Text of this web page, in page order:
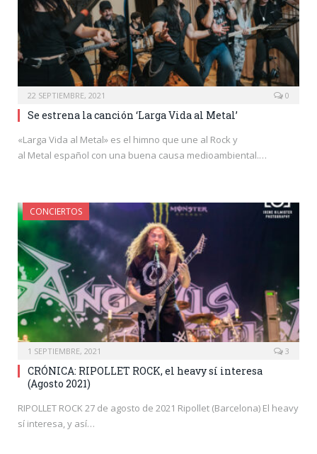
22 SEPTIEMBRE, 2021 0
Se estrena la canción ‘Larga Vida al Metal’
«Larga Vida al Metal» es el himno que une al Rock y
al Metal español con una buena causa medioambiental.…
CONCIERTOS
1 SEPTIEMBRE, 2021 3
CRÓNICA: RIPOLLET ROCK, el heavy sí interesa
(Agosto 2021)
RIPOLLET ROCK 27 de agosto de 2021 Ripollet (Barcelona) El heavy
sí interesa, y así…